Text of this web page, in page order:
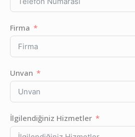
Firma
Unvan
İlgilendiğiniz Hizmetler